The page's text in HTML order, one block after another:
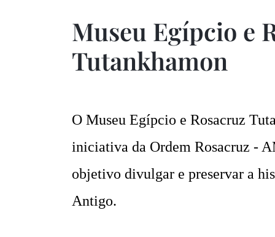
Museu Egípcio e
Tutankhamon
O Museu Egípcio e Rosacruz
iniciativa da Ordem Rosacruz -
objetivo divulgar e preservar a
Antigo.